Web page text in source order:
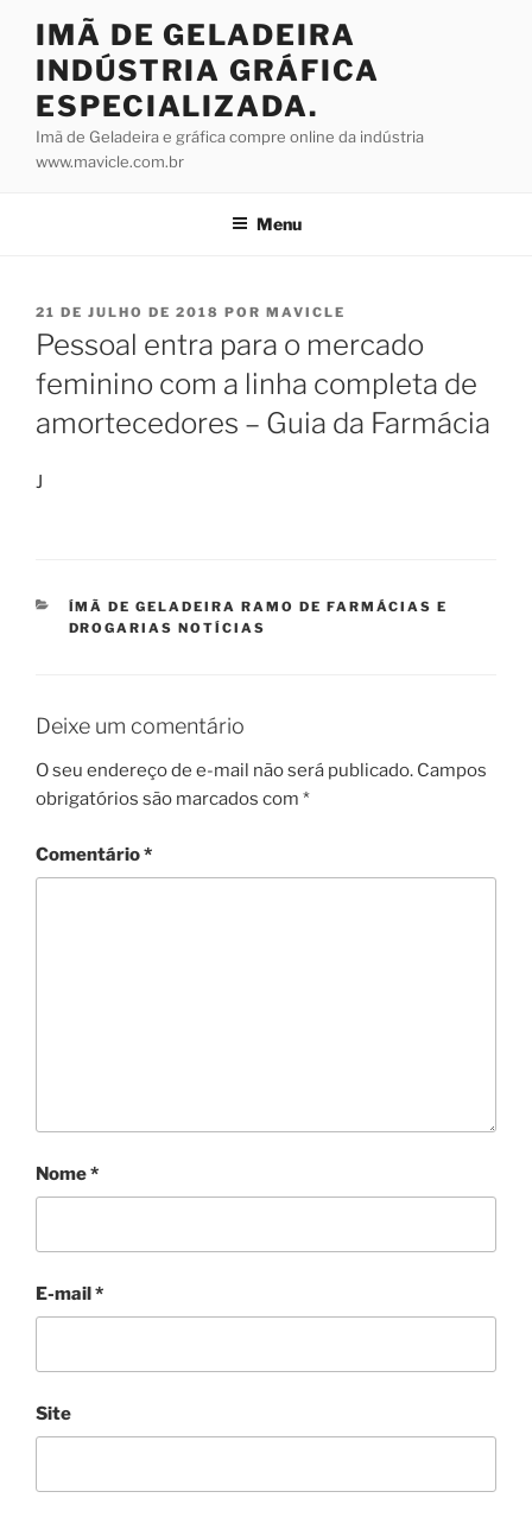
conteúdo
IMÃ DE GELADEIRA
INDÚSTRIA GRÁFICA
ESPECIALIZADA.
Imã de Geladeira e gráfica compre online da indústria
www.mavicle.com.br
Menu
PUBLICADO
EM
21 DE JULHO DE 2018 POR MAVICLE
Pessoal entra para o mercado
feminino com a linha completa de
amortecedores – Guia da Farmácia
J
CATEGORIAS
ÍMÃ DE GELADEIRA RAMO DE FARMÁCIAS E
DROGARIAS NOTÍCIAS
Deixe um comentário
O seu endereço de e-mail não será publicado. Campos
obrigatórios são marcados com *
Comentário*
Nome*
E-mail*
Site